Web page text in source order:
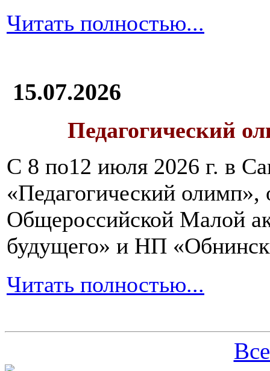
Читать полностью...
15.07.2026
Педагогический
С 8 по12 июля 2026 г. в
«Педагогический олимп»,
Общероссийской Малой
будущего» и НП
Читать полностью...